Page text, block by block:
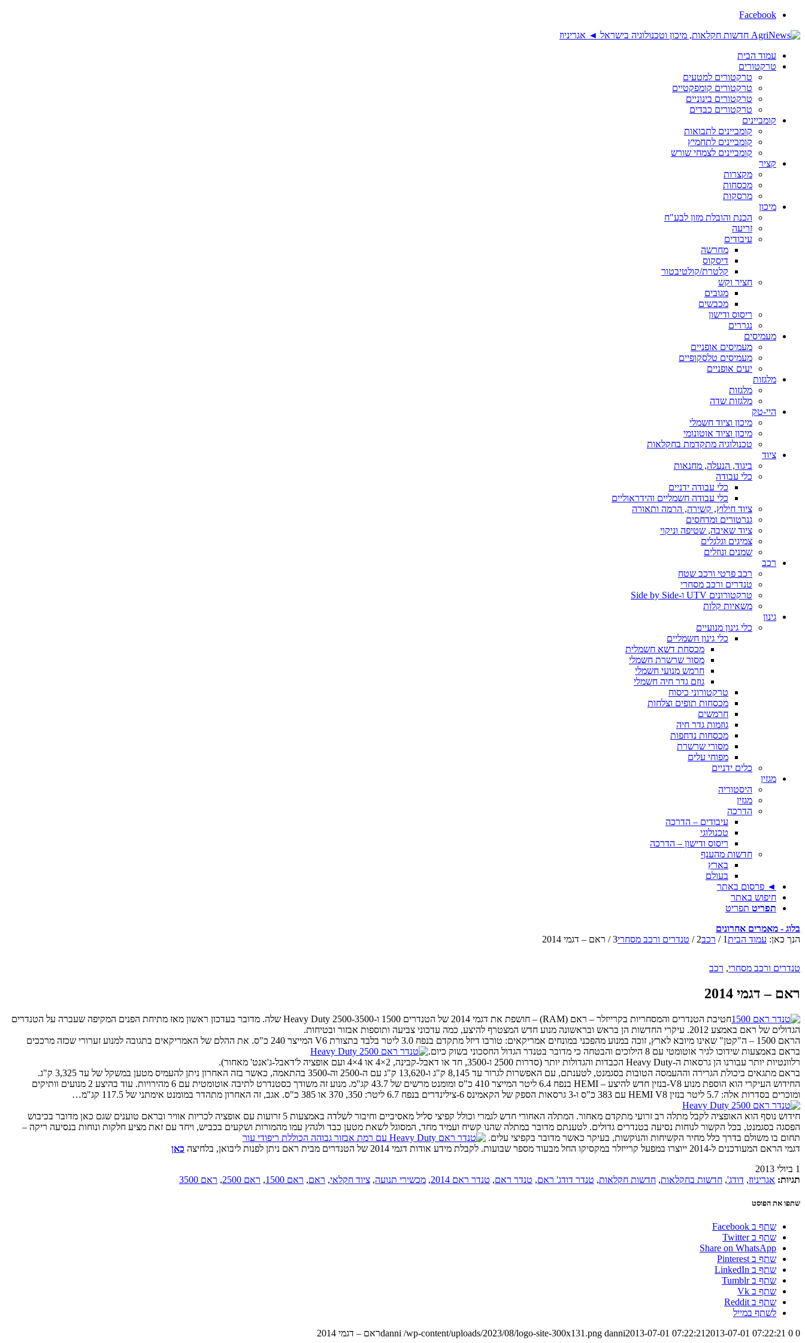
Facebook
עמוד הבית
טרקטורים
טרקטורים למטעים
טרקטורים קומפקטיים
טרקטורים בינוניים
טרקטורים כבדים
קומביינים
קומביינים לתבואות
קומביינים לתחמיץ
קומביינים לצמחי שורש
קציר
מקצרות
מכסחות
מרסקות
מיכון
הכנת והובלת מזון לבע"ח
זריעה
עיבודים
מחרשה
דיסקוס
קלטרת/קולטיבטור
חציר וקש
מגובים
מכבשים
ריסוס ודישון
נגררים
מעמיסים
מעמיסים אופניים
מעמיסים טלסקופיים
יעים אופניים
מלגזות
מלגזות
מלגזות שדה
היי-טק
מיכון וציוד חשמלי
מיכון וציוד אוטונומי
טכנולוגיה מתקדמת בחקלאות
ציוד
ביגוד, הנעלה, מחנאות
כלי עבודה
כלי עבודה ידניים
כלי עבודה חשמליים והידראוליים
ציוד חילוץ, קשירה, הרמה ותאורה
גנרטורים ומדחסים
ציוד שאיבה, שטיפה וניקוי
צמיגים וגלגלים
שמנים ונוזלים
רכב
רכב פרטי ורכב שטח
טנדרים ורכב מסחרי
טרקטורונים UTV ו-Side by Side
משאיות קלות
גינון
כלי גינון מנועיים
כלי גינון חשמליים
מכסחת דשא חשמלית
מסור שרשרת חשמלי
חרמש מנועי חשמלי
גוזם גדר חיה חשמלי
טרקטורוני כיסוח
מכסחות תופים וצלחות
חרמשים
גוזמות גדר חיה
מכסחות נדחפות
מסורי שרשרת
מפוחי עלים
כלים ידניים
מגזין
היסטוריה
מגזין
הדרכה
עיבודים – הדרכה
טכנולוגי
ריסוס ודישון – הדרכה
חדשות מהענף
בארץ
בעולם
◄ פרסום באתר
חיפוש באתר
תפריט תפריט
בלוג - מאמרים אחרונים
הנך כאן: עמוד הבית1
/ רכב2
/ טנדרים ורכב מסחרי3
/ ראם – דגמי 2014
טנדרים ורכב מסחרי, רכב
ראם – דגמי 2014
חטיבת הטנדרים והמסחריות בקרייזלר – ראם (RAM) – חושפת את דגמי 2014 של הטנדרים 1500 ו-Heavy Duty 2500-3500 שלה. מדובר בעדכון ראשון מאז מתיחת הפנים המקיפה שעברה על הטנדרים
הגדולים של ראם באמצע 2012. עיקרי החדשות הן בראש ובראשונה מנוע חדש המצטרף להיצע, כמה עדכוני צביעה ותוספות אבזור ובטיחות.
הראם 1500 – ה"קטן" שאינו מיובא לארץ, זוכה במנוע מהפכני במונחים אמריקאים: טורבו דיזל מתקדם בנפח 3.0 ליטר בלבד בתצורת V6 המייצר 240 כ"ס. את ההלם של האמריקאים בתגובה למנוע זערורי שכזה מרככים
בראם באמצעות שידוכו לגיר אוטומטי עם 8 הילוכים והבטחה כי מדובר בטנדר הגדול החסכוני בשוק כיום.
רלוונטיות יותר עבורנו הן גרסאות ה-Heavy Duty הכבדות והגדולות יותר (סדרות 2500 ו-3500, חד או דאבל-קבינה, 2×4 או 4×4 ועם אופציה ל'דאבל-ג'אנט' מאחור).
בראם מתגאים ביכולת הגרירה וההעמסה הטובות בסגמנט, לטענתם, עם האפשרות לגרור עד 8,145 ק"ג ו-13,620 ק"ג עם ה-2500 וה-3500 בהתאמה, כאשר בזה האחרון ניתן להעמיס מטען במשקל של עד 3,325 ק"ג.
החידוש העיקרי הוא הוספת מנוע V8-בנזין חדש להיצע – HEMI בנפח 6.4 ליטר המייצר 410 כ"ס ומומנט מרשים של 43.7 קג"מ. מנוע זה משודך כסטנדרט לתיבה אוטומטית עם 6 מהירויות. עוד בהיצע 2 מנועים וותיקים
ומוכרים בסדרות אלה: 5.7 ליטר בנזין HEMI V8 עם 383 כ"ס ו-3 גרסאות הספק של הקאמינס 6-צילינדרים בנפח 6.7 ליטר: 350, 370 או 385 כ"ס. אגב, זה האחרון מתהדר במומנט אימתני של 117.5 קג"מ…
חידוש נוסף הוא האופציה לקבל מתלה רב זרועי מתקדם מאחור. המתלה האחורי חדש לגמרי וכולל קפיצי סליל מאסיביים וחיבור לשלדה באמצעות 5 זרועות עם אופציה לכריות אוויר ובראם טוענים שגם כאן מדובר בכיבוש
הפסגה בסגמנט, בכל הקשור לנוחות נסיעה בטנדרים גדולים. לטענתם מדובר במתלה שהנו קשיח ועמיד מחד, המסוגל לשאת מטען כבד ולגהץ עמו מהמורות ושקעים בכביש, ויחד עם זאת מציע חלקות ונוחות בנסיעה ריקה –
תחום בו משולם בדרך כלל מחיר הקשיחות והנוקשות, בעיקר כאשר מדובר בקפיצי עלים.
דגמי הראם המעודכנים ל-2014 ייוצרו במפעל קרייזלר במקסיקו החל מבעוד מספר שבועות. לקבלת מידע אודות דגמי 2014 של הטנדרים מבית ראם ניתן לפנות ליבואן, בלחיצה
כאן
1 ביולי 2013
תגיות: אגריניוז, דודג', חדשות בחקלאות, חדשות חקלאות, טנדר דודג' ראם, טנדר ראם, טנדר ראם 2014 , מכשירי תנועה, ציוד חקלאי, ראם, ראם 1500 , ראם 2500 , ראם 3500
שתפו את הפוסט
שתף ב Facebook
שתף ב Twitter
Share on WhatsApp
שתף ב Pinterest
שתף ב LinkedIn
שתף ב Tumblr
שתף ב Vk
שתף ב Reddit
לשתף במייל
0
0
danni /wp-content/uploads/2023/08/logo-site-300x131.png danni2013-07-01 07:22:21 2013-07-01 07:22:21 ראם – דגמי 2014